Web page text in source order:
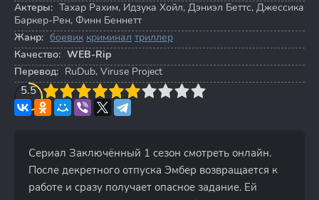
Актеры: Тахар Рахим, Идзука Хойл, Дэниэл Беттс, Джессика
Баркер-Рен, Финн Беннетт
Жанр: боевик криминал триллер
Качество: WEB-Rip
Перевод: RuDub, Viruse Project
5.5
4 5 6 7 8 9 10
Сериал Заключённый 1 сезон смотреть онлайн.
После декретного отпуска Эмбер возвращается к
работе и сразу получает опасное задание. Ей